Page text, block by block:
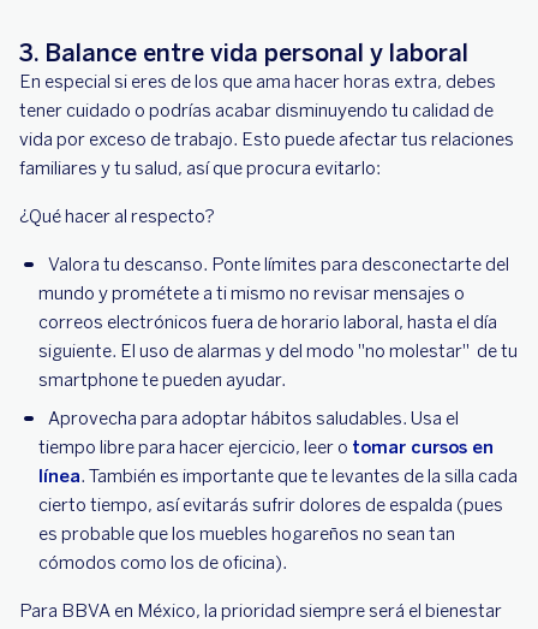
3. Balance entre vida personal y laboral
En especial si eres de los que ama hacer horas extra, debes
tener cuidado o podrías acabar disminuyendo tu calidad de
vida por exceso de trabajo. Esto puede afectar tus relaciones
familiares y tu salud, así que procura evitarlo:
¿Qué hacer al respecto?
Valora tu descanso. Ponte límites para desconectarte del
mundo y prométete a ti mismo no revisar mensajes o
correos electrónicos fuera de horario laboral, hasta el día
siguiente. El uso de alarmas y del modo "no molestar" de tu
smartphone te pueden ayudar.
Aprovecha para adoptar hábitos saludables. Usa el
tiempo libre para hacer ejercicio, leer o tomar cursos en
línea. También es importante que te levantes de la silla cada
cierto tiempo, así evitarás sufrir dolores de espalda (pues
es probable que los muebles hogareños no sean tan
cómodos como los de oficina).
Para BBVA en México, la prioridad siempre será el bienestar